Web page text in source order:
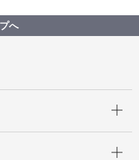
ロポーザル】令和５年度
称）」企画・運営補助業
へ